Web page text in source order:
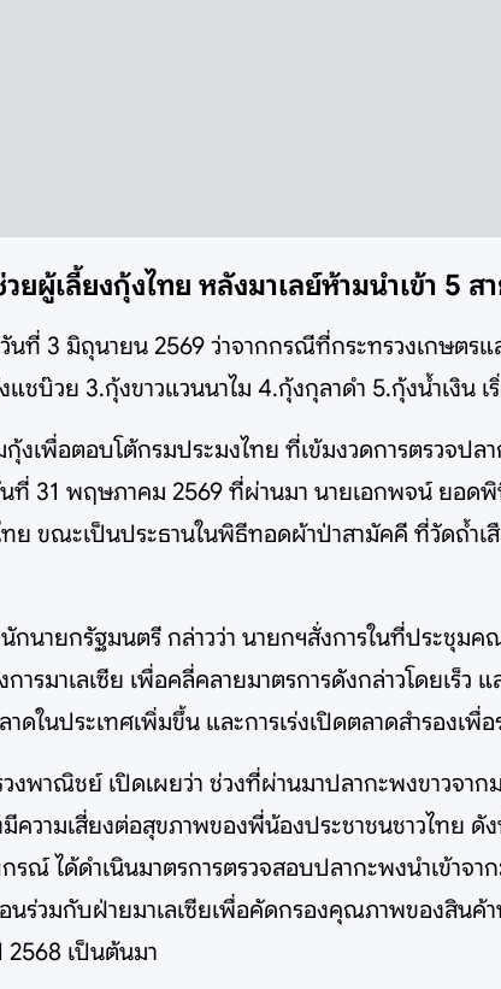
ยผู้เลี้ยงกุ้งไทย หลังมาเลย์ห้ามนำเข้า 5
นที่ 3 มิถุนายน 2569 ว่าจากกรณีที่กระทรวงเกษตร
แชบ๊วย 3.กุ้งขาวแวนนาไม 4.กุ้งกุลาดำ 5.กุ้งน้ำเงิ
เพื่อตอบโต้กรมประมงไทย ที่เข้มงวดการตรวจปล
นที่ 31 พฤษภาคม 2569 ที่ผ่านมา นายเอกพจน์ ยอ
ย ขณะเป็นประธานในพิธีทอดผ้าป่าสามัคคี ที่วัดถ้ำเ
กนายกรัฐมนตรี กล่าวว่า นายกฯสั่งการในที่ประชุ
ารมาเลเซีย เพื่อคลี่คลายมาตรการดังกล่าวโดยเร็
ดในประเทศเพิ่มขึ้น และการเร่งเปิดตลาดสำรองเ
พาณิชย์ เปิดเผยว่า ช่วงที่ผ่านมาปลากะพงขาวจาก
ความเสี่ยงต่อสุขภาพของพี่น้องประชาชนชาวไทย
ณ์ ได้ดำเนินมาตรการตรวจสอบปลากะพงนำเข้าจ
ร่วมกับฝ่ายมาเลเซียเพื่อคัดกรองคุณภาพของสินค้
เป็นต้นมา